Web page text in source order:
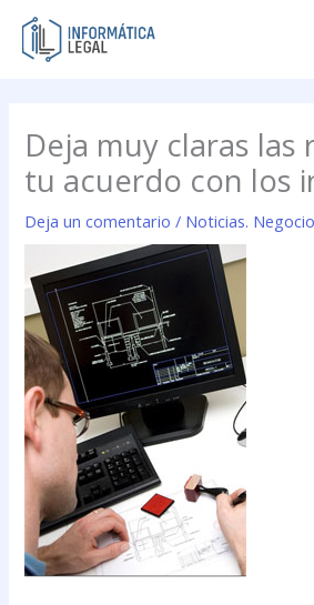
contenido
Deja muy claras las
tu acuerdo con los
Deja un comentario / Noticias.